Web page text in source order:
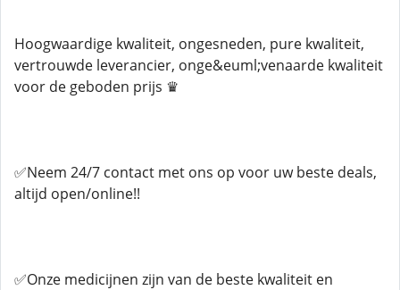
Hoogwaardige kwaliteit, ongesneden, pure kwaliteit,
vertrouwde leverancier, onge&euml;venaarde kwaliteit
voor de geboden prijs ♛
✅Neem 24/7 contact met ons op voor uw beste deals,
altijd open/online!!
✅Onze medicijnen zijn van de beste kwaliteit en